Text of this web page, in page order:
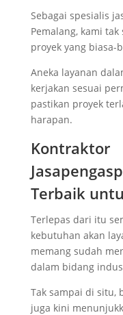
Sebagai spesialis
Pemalang, kami
proyek yang biasa-
Aneka layanan
kerjakan sesuai
pastikan proyek
harapan.
Kontraktor
Terbaik
Terlepas dari itu
kebutuhan akan
memang sudah
dalam bidang
Tak sampai di situ,
juga kini